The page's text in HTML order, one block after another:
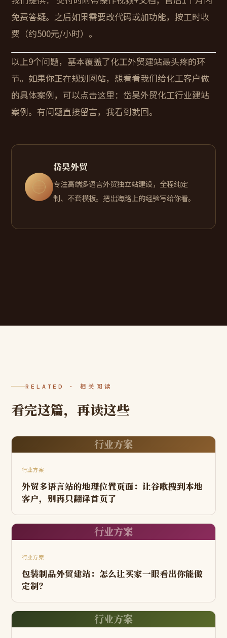
免费答疑。之后如果需要改代码或加功能，按工时收
费（约500元/小时）。
以上9个问题，基本覆盖了化工外贸建站最头疼的环
节。如果你正在规划网站，想看看我们给化工客户做
的具体案例，可以点击这里： 岱昊外贸化工行业建站
案例。有问题直接留言，我看到就回。
岱昊外贸
专注高端多语言外贸独立站建设，全程纯定
制、不套模板。把出海路上的经验写给你看。
RELATED · 相关阅读
看完这篇，再读这些
行业方案
行业方案
外贸多语言站的地理位置页面：让谷歌搜到本地
客户，别再只翻译首页了
行业方案
行业方案
包装制品外贸建站：怎么让买家一眼看出你能做
定制？
行业方案